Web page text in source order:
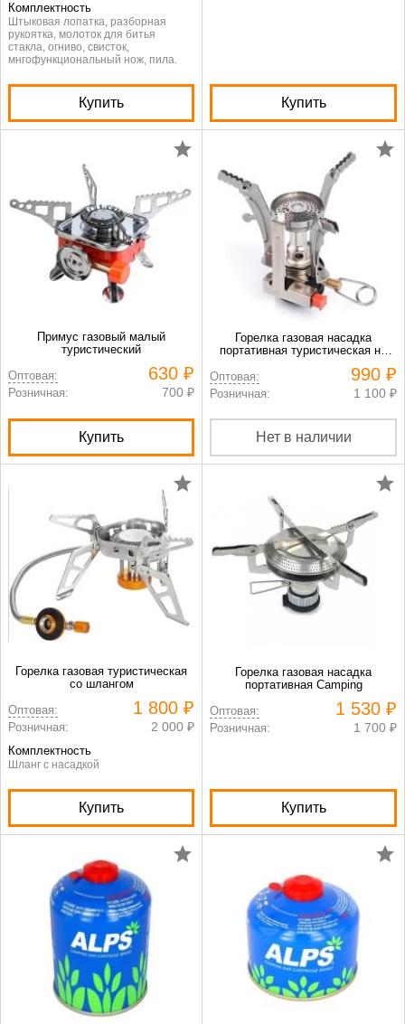
Комплектность
Штыковая лопатка, разборная
рукоятка, молоток для битья
стакла, огниво, свисток,
мнгофункциональный нож, пила.
Купить Купить
Примус газовый малый
туристический
Оптовая:
630 ₽
Розничная: 700 ₽
Купить
Горелка газовая насадка
портативная туристическая на
Оптовая:
990 ₽
Розничная: 1 100 ₽
Нет в наличии
Горелка газовая туристическая
со шлангом
Оптовая:
1 800 ₽
Розничная: 2 000 ₽
Комплектность
Шланг с насадкой
Купить
Горелка газовая насадка
портативная Camping
Оптовая:
1 530 ₽
Розничная: 1 700 ₽
Купить